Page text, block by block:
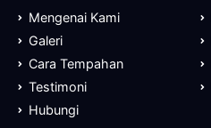
Mengenai Kami
Galeri
Cara Tempahan
Testimoni
Hubungi